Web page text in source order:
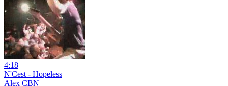
4:18
N'Cest - Hopeless
Alex CBN